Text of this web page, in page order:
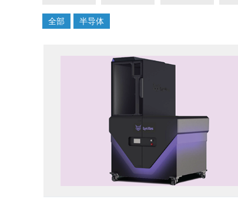
全部 半导体